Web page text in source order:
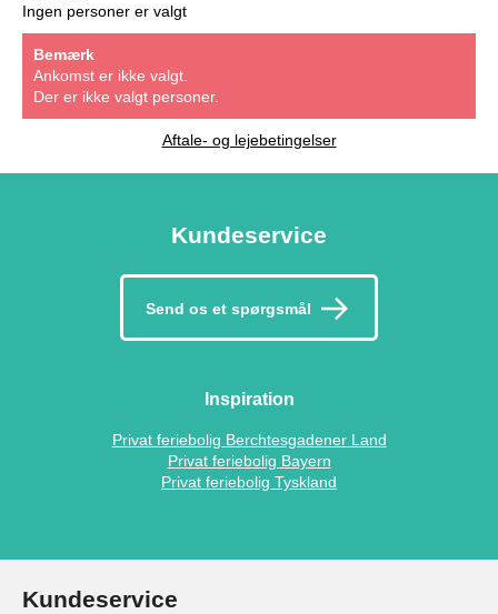
Ingen personer er valgt
Bemærk
Ankomst er ikke valgt.
Der er ikke valgt personer.
Aftale- og lejebetingelser
Kundeservice
Send os et spørgsmål
Inspiration
Privat feriebolig Berchtesgadener Land
Privat feriebolig Bayern
Privat feriebolig Tyskland
Kundeservice